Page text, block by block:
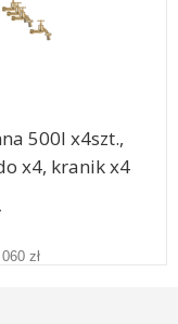
500l x4szt.,
x4, kranik x4
zł